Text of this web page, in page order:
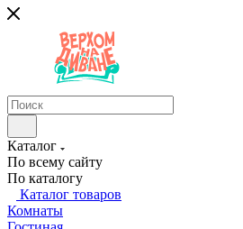
Каталог
По всему сайту
По каталогу
Каталог товаров
Комнаты